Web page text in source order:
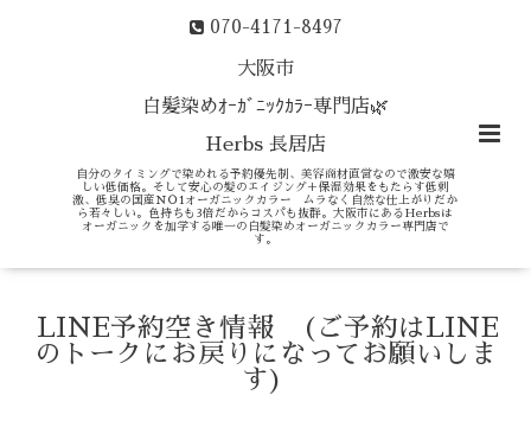
070-4171-8497
大阪市
白髪染めｵｰｶﾞﾆｯｸｶﾗｰ専門店🌿
Herbs 長居店
自分のタイミングで染めれる予約優先制、美容商材直営なので激安な嬉
しい低価格。そして安心の髪のエイジング＋保湿効果をもたらす低刺
激、低臭の国産ＮＯ1オーガニックカラー ムラなく自然な仕上がりだか
ら若々しい。色持ちも3倍だからコスパも抜群。大阪市にあるHerbsは
オーガニックを加学する唯一の白髪染めオーガニックカラー専門店で
す。
LINE予約空き情報 (ご予約はLINE
のトークにお戻りになってお願いしま
す)